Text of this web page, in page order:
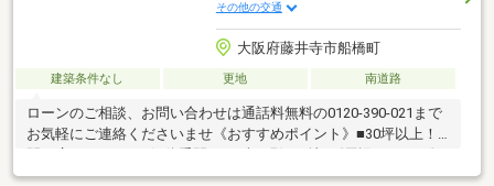
その他の交通
大阪府藤井寺市船橋町
建築条件なし 更地 南道路
ローンのご相談、お問い合わせは通話料無料の0120-390-021まで
お気軽にご連絡くださいませ《おすすめポイント》■30坪以上！■
●道明寺東小学校 徒歩約10分(約750ｍ)●道明寺中学校 徒歩約